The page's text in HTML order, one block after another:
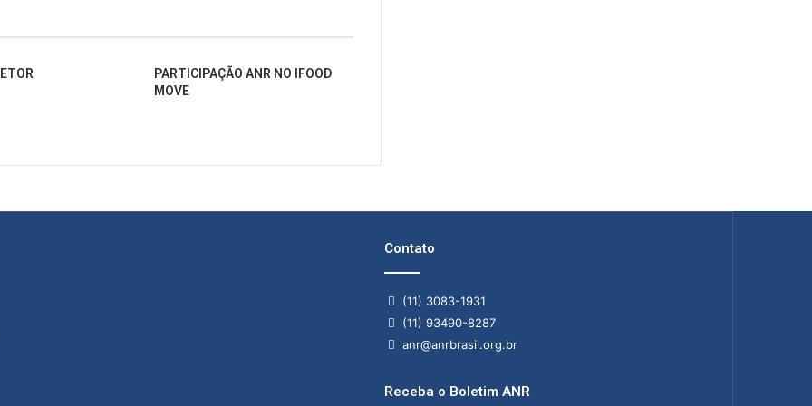
PARTICIPAÇÃO ANR NO IFOOD
MOVE
Contato
(11) 3083-1931
(11) 93490-8287
anr@anrbrasil.org.br
Receba o Boletim ANR